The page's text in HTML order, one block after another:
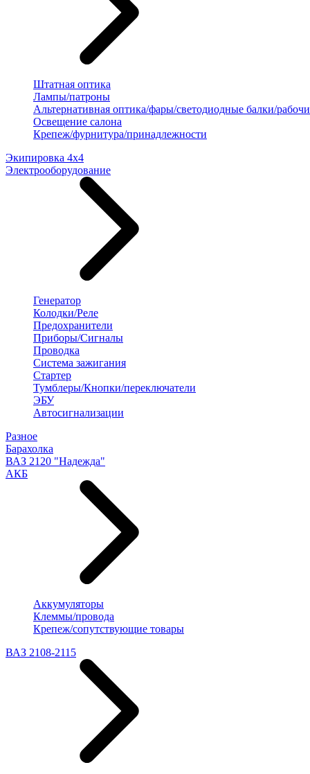
Штатная оптика
Лампы/патроны
Альтернативная оптика/фары/светодиодные балки/
Освещение салона
Крепеж/фурнитура/принадлежности
Экипировка 4х4
Электрооборудование
Генератор
Колодки/Реле
Предохранители
Приборы/Сигналы
Проводка
Система зажигания
Стартер
Тумблеры/Кнопки/переключатели
ЭБУ
Автосигнализации
Разное
Барахолка
ВАЗ 2120 "Надежда"
АКБ
Аккумуляторы
Клеммы/провода
Крепеж/сопутствующие товары
ВАЗ 2108-2115